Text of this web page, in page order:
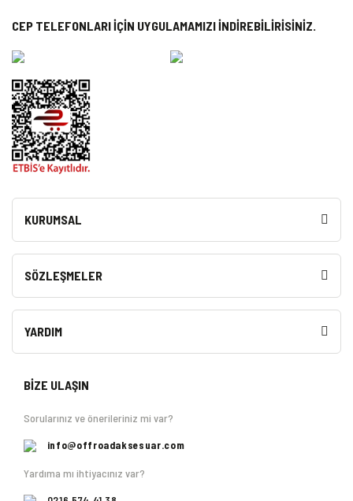
CEP TELEFONLARI İÇİN UYGULAMAMIZI İNDİREBİLİRİSİNİZ.
KURUMSAL
SÖZLEŞMELER
YARDIM
BİZE ULAŞIN
Sorularınız ve önerileriniz mi var?
info@offroadaksesuar.com
Yardıma mı ihtiyacınız var?